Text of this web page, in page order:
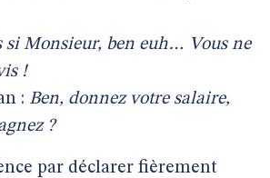
si Monsieur, ben euh… Vous ne
!
: Ben, donnez votre salaire,
?
par déclarer fièrement